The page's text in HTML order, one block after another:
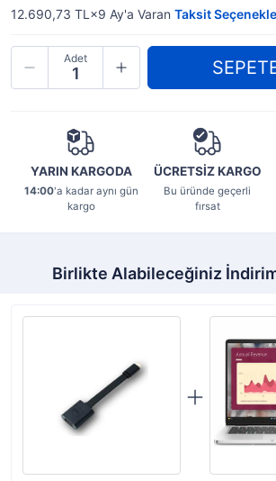
12.690,73 TL×9 Ay'a Varan Taksit
Adet
YARIN KARGODA
14:00'a kadar aynı gün
kargo
ÜCRETSİZ KARGO
Bu üründe geçerli
fırsat
Birlikte Alabileceğiniz